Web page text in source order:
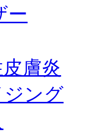
ー
膚炎
ング